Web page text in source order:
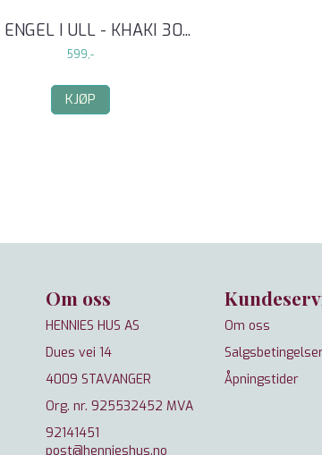
ENGEL I ULL - KHAKI 30...
599,-
KJØP
Om oss
HENNIES HUS AS
Dues vei 14
4009 STAVANGER
Org. nr. 925532452 MVA
92141451
post@hennieshus.no
Om oss
Åpningstider